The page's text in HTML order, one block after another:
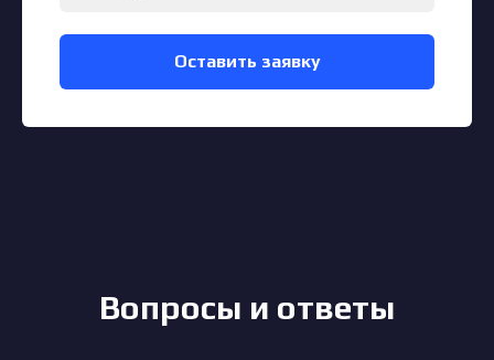
Оставить заявку
Вопросы и ответы